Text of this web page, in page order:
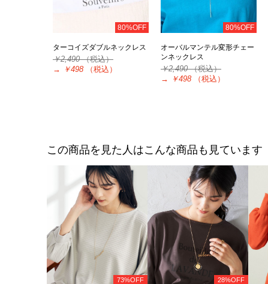
80%OFF
ターコイズダブルネックレス
￥2,490（税込）
→
￥498 （税込）
80%OFF
オーバルマンテル変形チェー
ンネックレス
￥2,490（税込）
→
￥498 （税込）
この商品を見た人はこんな商品も見ています
73%OFF 28%OFF